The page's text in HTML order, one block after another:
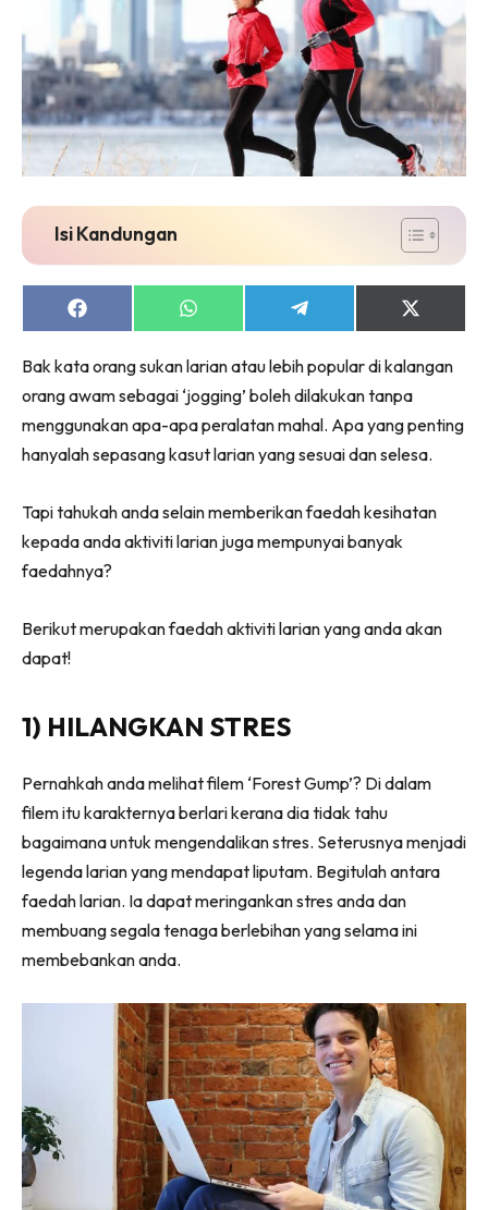
Isi Kandungan
Share
on
Share
on
Share
on
Share
on
(Twitter)
Bak kata orang sukan larian atau lebih popular di kalangan
orang awam sebagai ‘jogging’ boleh dilakukan tanpa
menggunakan apa-apa peralatan mahal. Apa yang penting
hanyalah sepasang kasut larian yang sesuai dan selesa.
Tapi tahukah anda selain memberikan faedah kesihatan
kepada anda aktiviti larian juga mempunyai banyak
faedahnya?
Berikut merupakan faedah aktiviti larian yang anda akan
dapat!
1) HILANGKAN STRES
Pernahkah anda melihat filem ‘Forest Gump’? Di dalam
filem itu karakternya berlari kerana dia tidak tahu
bagaimana untuk mengendalikan stres. Seterusnya menjadi
legenda larian yang mendapat liputam. Begitulah antara
faedah larian. Ia dapat meringankan stres anda dan
membuang segala tenaga berlebihan yang selama ini
membebankan anda.